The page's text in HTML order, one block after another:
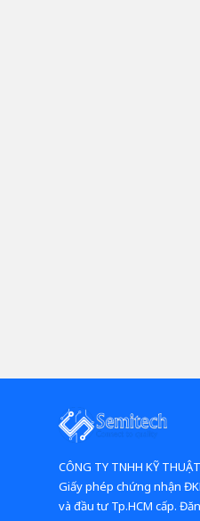
CÔNG TY TNHH KỸ
Giấy phép chứng nhận
và đầu tư Tp.HCM cấp.